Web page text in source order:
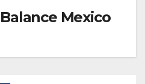
Balance Mexico